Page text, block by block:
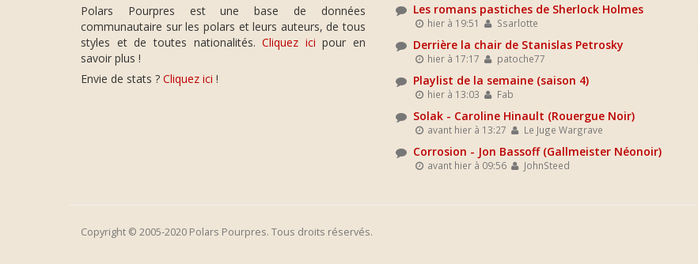
Polars Pourpres est une base de données
communautaire sur les polars et leurs auteurs, de tous
styles et de toutes nationalités.Cliquez ici pour en
savoir plus !
Envie de stats ? Cliquez ici !
Les romans pastiches de Sherlock Holmes
hier à 19:51 Ssarlotte
Derrière la chair de Stanislas Petrosky
hier à 17:17 patoche77
Playlist de la semaine (saison 4)
hier à 13:03 Fab
Solak - Caroline Hinault (Rouergue Noir)
avant hier à 13:27 Le Juge Wargrave
Corrosion - Jon Bassoff (Gallmeister Néonoir)
avant hier à 09:56 JohnSteed
Copyright © 2005-2020 Polars Pourpres. Tous droits réservés.